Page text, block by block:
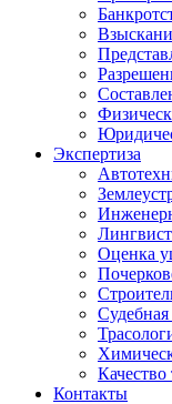
Экспертиза
Оценка
Судебная
Качество
Контакты